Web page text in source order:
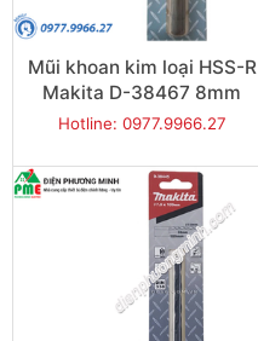
Mũi khoan kim loại HSS-R
Makita D-38467 8mm
Hotline: 0977.9966.27